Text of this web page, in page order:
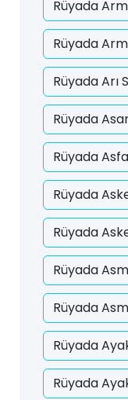
Rüyada
Rüyada
Rüyada Arı
Rüyada
Rüyada
Rüyada
Rüyada
Rüyada
Rüyada
Rüyada
Rüyada